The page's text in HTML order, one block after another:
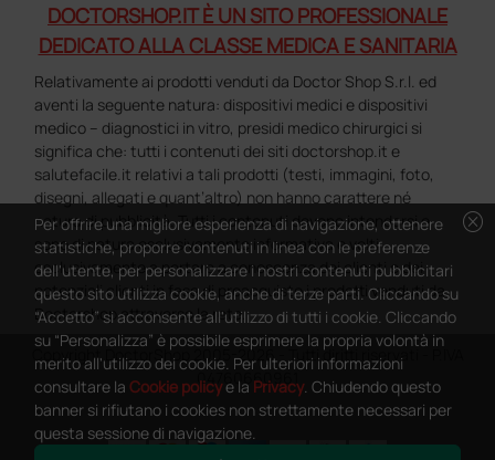
DOCTORSHOP.IT È UN SITO PROFESSIONALE
DEDICATO ALLA CLASSE MEDICA E SANITARIA
Relativamente ai prodotti venduti da Doctor Shop S.r.l. ed
aventi la seguente natura: dispositivi medici e dispositivi
medico – diagnostici in vitro, presidi medico chirurgici si
significa che: tutti i contenuti dei siti doctorshop.it e
salutefacile.it relativi a tali prodotti (testi, immagini, foto,
disegni, allegati e quant’altro) non hanno carattere né
natura di pubblicità. Tutti i contenuti devono intendersi e
sono di natura esclusivamente informativa e volti
esclusivamente a portare a conoscenza dei clienti e dei
potenziali clienti in fase di preacquisto i prodotti venduti da
Doctorshop attraverso la rete.
Copyright DoctorShop 2005-2026 - Tutti diritti riservati - P.IVA
04760660961
cancel
Per offrire una migliore esperienza di navigazione, ottenere
statistiche, proporre contenuti in linea con le preferenze
dell'utente, per personalizzare i nostri contenuti pubblicitari
questo sito utilizza cookie, anche di terze parti. Cliccando su
“Accetto” si acconsente all'utilizzo di tutti i cookie. Cliccando
su “Personalizza” è possibile esprimere la propria volontà in
merito all'utilizzo dei cookie. Per ulteriori informazioni
consultare la Cookie policye la Privacy. Chiudendo questo
banner si rifiutano i cookies non strettamente necessari per
questa sessione di navigazione.